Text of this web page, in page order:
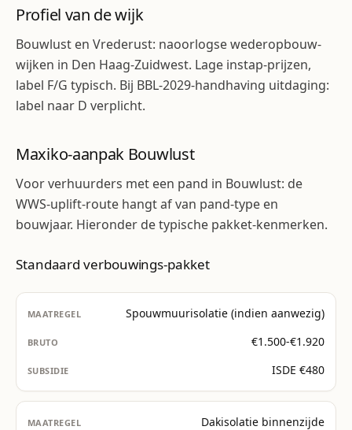
Profiel van de wijk
Bouwlust en Vrederust: naoorlogse wederopbouw-
wijken in Den Haag-Zuidwest. Lage instap-prijzen,
label F/G typisch. Bij BBL-2029-handhaving uitdaging:
label naar D verplicht.
Maxiko-aanpak Bouwlust
Voor verhuurders met een pand in Bouwlust: de
WWS-uplift-route hangt af van pand-type en
bouwjaar. Hieronder de typische pakket-kenmerken.
Standaard verbouwings-pakket
Spouwmuurisolatie (indien aanwezig)
€1.500-€1.920
ISDE €480
Dakisolatie binnenzijde